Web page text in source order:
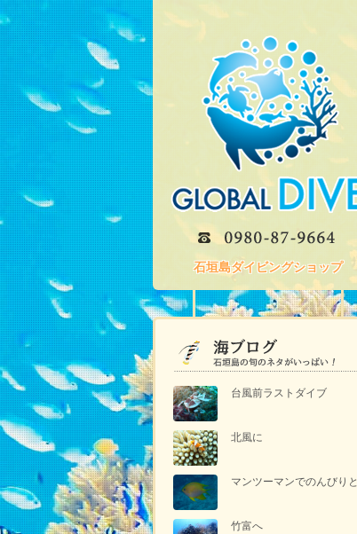
石垣島ダイビングショップ
台風前ラストダイブ
北風に
マンツーマンでのんびりと
竹富へ